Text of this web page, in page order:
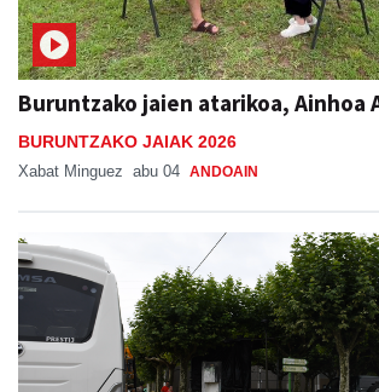
Buruntzako jaien atarikoa, Ainhoa
BURUNTZAKO JAIAK 2026
Xabat Minguez abu 04 ANDOAIN